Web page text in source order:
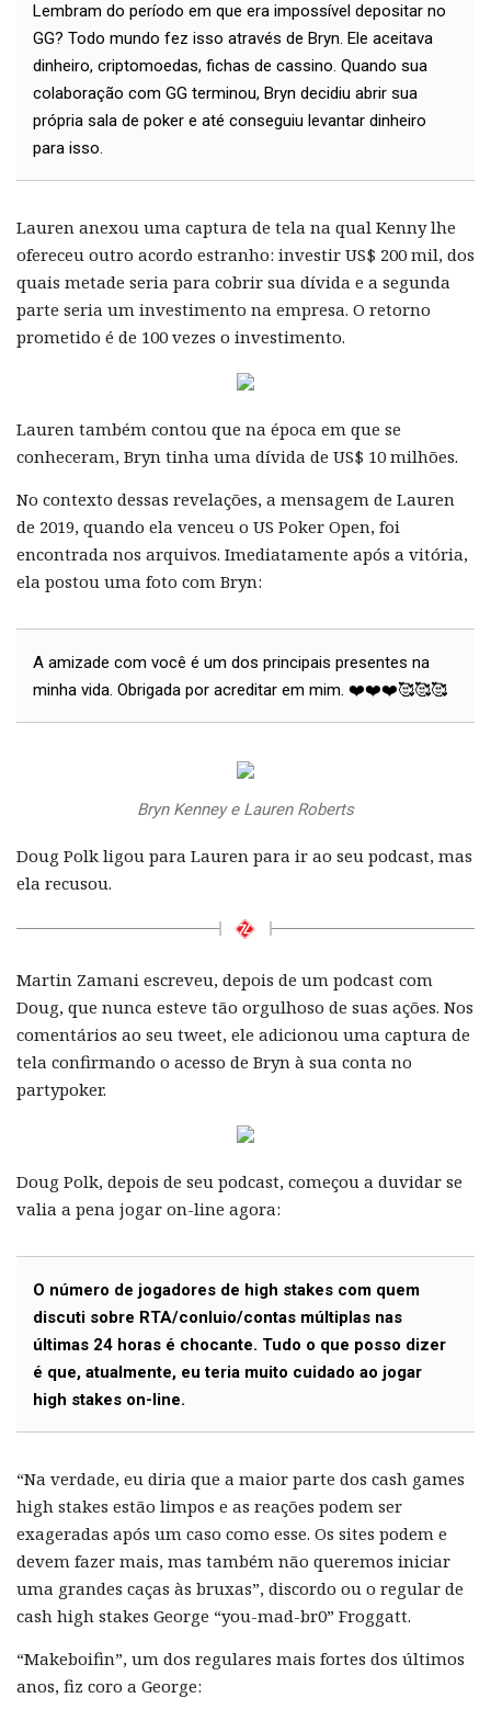
Lembram do período em que era impossível depositar no
GG? Todo mundo fez isso através de Bryn. Ele aceitava
dinheiro, criptomoedas, fichas de cassino. Quando sua
colaboração com GG terminou, Bryn decidiu abrir sua
própria sala de poker e até conseguiu levantar dinheiro
para isso.
Lauren anexou uma captura de tela na qual Kenny lhe
ofereceu outro acordo estranho: investir US$ 200 mil, dos
quais metade seria para cobrir sua dívida e a segunda
parte seria um investimento na empresa. O retorno
prometido é de 100 vezes o investimento.
Lauren também contou que na época em que se
conheceram, Bryn tinha uma dívida de US$ 10 milhões.
No contexto dessas revelações, a mensagem de Lauren
de 2019, quando ela venceu o US Poker Open, foi
encontrada nos arquivos. Imediatamente após a vitória,
ela postou uma foto com Bryn:
A amizade com você é um dos principais presentes na
minha vida. Obrigada por acreditar em mim. ❤️❤️❤️🥰🥰🥰
Bryn Kenney e Lauren Roberts
Doug Polk ligou para Lauren para ir ao seu podcast, mas
ela recusou.
Martin Zamani escreveu, depois de um podcast com
Doug, que nunca esteve tão orgulhoso de suas ações. Nos
comentários ao seu tweet, ele adicionou uma captura de
tela confirmando o acesso de Bryn à sua conta no
partypoker.
Doug Polk, depois de seu podcast, começou a duvidar se
valia a pena jogar on-line agora:
O número de jogadores de high stakes com quem
discuti sobre RTA/conluio/contas múltiplas nas
últimas 24 horas é chocante. Tudo o que posso dizer
é que, atualmente, eu teria muito cuidado ao jogar
high stakes on-line.
“Na verdade, eu diria que a maior parte dos cash games
high stakes estão limpos e as reações podem ser
exageradas após um caso como esse. Os sites podem e
devem fazer mais, mas também não queremos iniciar
uma grandes caças às bruxas”, discordo ou o regular de
cash high stakes George “you-mad-br0” Froggatt.
“Makeboifin”, um dos regulares mais fortes dos últimos
anos, fiz coro a George: